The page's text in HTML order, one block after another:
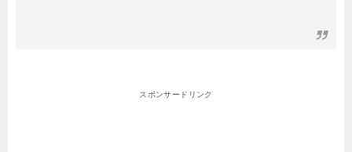
スポンサードリンク